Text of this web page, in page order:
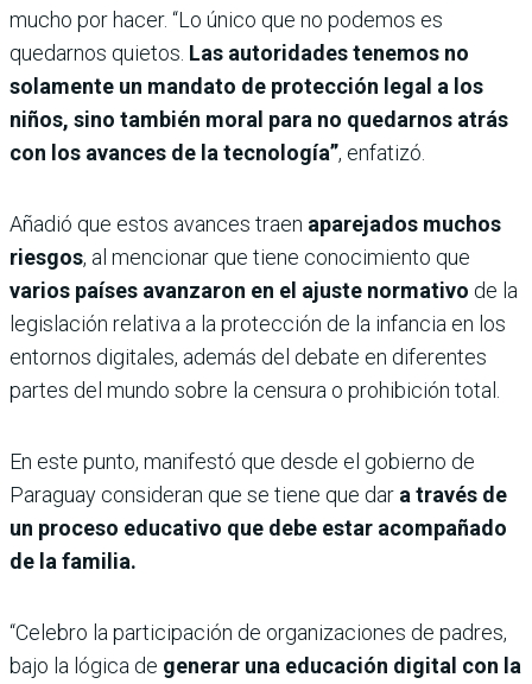
mucho por hacer. “Lo único que no podemos es
quedarnos quietos. Las autoridades tenemos no
solamente un mandato de protección legal a los
niños, sino también moral para no quedarnos atrás
con los avances de la tecnología”, enfatizó.
Añadió que estos avances traen aparejados muchos
riesgos, al mencionar que tiene conocimiento que
varios países avanzaron en el ajuste normativo de la
legislación relativa a la protección de la infancia en los
entornos digitales, además del debate en diferentes
partes del mundo sobre la censura o prohibición total.
En este punto, manifestó que desde el gobierno de
Paraguay consideran que se tiene que dar a través de
un proceso educativo que debe estar acompañado
de la familia.
“Celebro la participación de organizaciones de padres,
bajo la lógica de generar una educación digital con la